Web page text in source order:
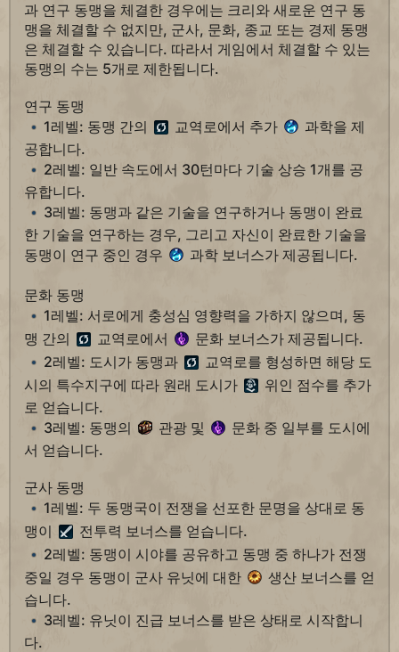
과 연구 동맹을 체결한 경우에는 크리와 새로운 연구 동
맹을 체결할 수 없지만, 군사, 문화, 종교 또는 경제 동맹
은 체결할 수 있습니다. 따라서 게임에서 체결할 수 있는
동맹의 수는 5개로 제한됩니다.
연구 동맹
1레벨: 동맹 간의
교역로에서 추가
과학을 제
공합니다.
2레벨: 일반 속도에서 30턴마다 기술 상승 1개를 공
유합니다.
3레벨: 동맹과 같은 기술을 연구하거나 동맹이 완료
한 기술을 연구하는 경우, 그리고 자신이 완료한 기술을
동맹이 연구 중인 경우
과학 보너스가 제공됩니다.
문화 동맹
1레벨: 서로에게 충성심 영향력을 가하지 않으며, 동
맹 간의
교역로에서
문화 보너스가 제공됩니다.
2레벨: 도시가 동맹과
교역로를 형성하면 해당 도
시의 특수지구에 따라 원래 도시가
위인 점수를 추가
로 얻습니다.
3레벨: 동맹의
관광 및
문화 중 일부를 도시에
서 얻습니다.
군사 동맹
1레벨: 두 동맹국이 전쟁을 선포한 문명을 상대로 동
맹이
전투력 보너스를 얻습니다.
2레벨: 동맹이 시야를 공유하고 동맹 중 하나가 전쟁
중일 경우 동맹이 군사 유닛에 대한
생산 보너스를 얻
습니다.
3레벨: 유닛이 진급 보너스를 받은 상태로 시작합니
다.